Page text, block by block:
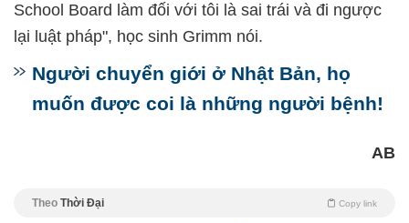
School Board làm đối với tôi là sai trái và đi ngược
lại luật pháp", học sinh Grimm nói.
Người chuyển giới ở Nhật Bản, họ
muốn được coi là những người bệnh!
AB
Theo Thời Đại Copy link